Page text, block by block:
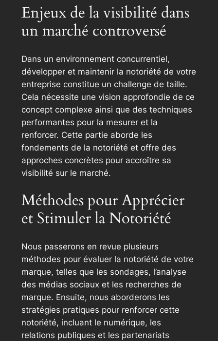
Enjeux de la visibilité dans
un marché controversé
Dans un environnement concurrentiel,
développer et maintenir la notoriété de votre
entreprise constitue un challenge de taille.
Cela nécessite une vision approfondie de ce
concept complexe ainsi que des techniques
performantes pour la mesurer et la
renforcer. Cette partie aborde les
fondements de la notoriété et offre des
approches concrètes pour accroître sa
visibilité sur le marché.
Méthodes pour Apprécier
et Stimuler la Notoriété
Nous passerons en revue plusieurs
méthodes pour évaluer la notoriété de votre
marque, telles que les sondages, l’analyse
des médias sociaux et les recherches de
marque. Ensuite, nous aborderons les
stratégies pratiques pour renforcer cette
notoriété, incluant le numérique, les
relations publiques et les partenariats